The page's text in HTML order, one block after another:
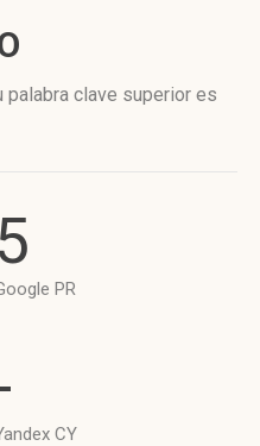
palabra clave superior es
PR
CY